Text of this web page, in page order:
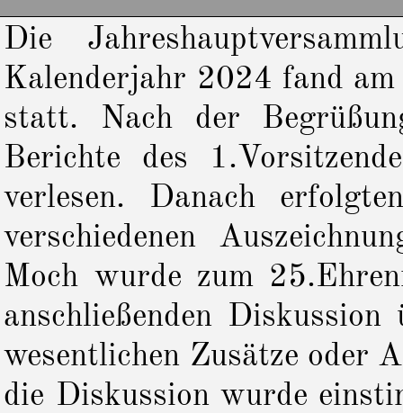
Die
Kalenderjahr 2024 fand
statt. Nach der
Berichte des
verlesen. Danach
verschiedenen
Moch wurde zum
anschließenden
wesentlichen Zusätze oder
die Diskussion wurde